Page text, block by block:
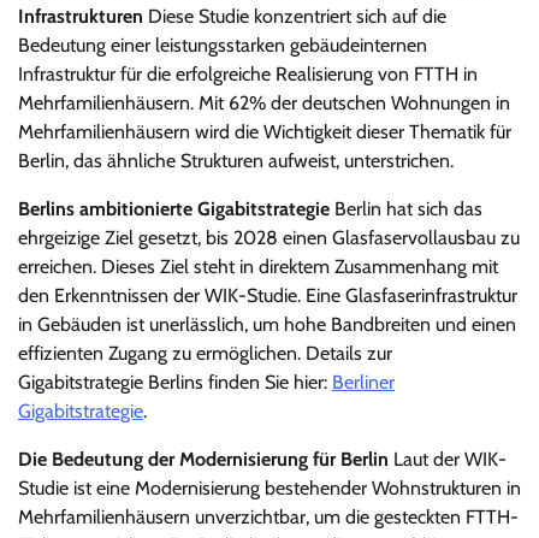
Infrastrukturen Diese Studie konzentriert sich auf die
Bedeutung einer leistungsstarken gebäudeinternen
Infrastruktur für die erfolgreiche Realisierung von FTTH in
Mehrfamilienhäusern. Mit 62% der deutschen Wohnungen in
Mehrfamilienhäusern wird die Wichtigkeit dieser Thematik für
Berlin, das ähnliche Strukturen aufweist, unterstrichen.
Berlins ambitionierte Gigabitstrategie Berlin hat sich das
ehrgeizige Ziel gesetzt, bis 2028 einen Glasfaservollausbau zu
erreichen. Dieses Ziel steht in direktem Zusammenhang mit
den Erkenntnissen der WIK-Studie. Eine Glasfaserinfrastruktur
in Gebäuden ist unerlässlich, um hohe Bandbreiten und einen
effizienten Zugang zu ermöglichen. Details zur
Gigabitstrategie Berlins finden Sie hier: Berliner
Gigabitstrategie.
Die Bedeutung der Modernisierung für Berlin Laut der WIK-
Studie ist eine Modernisierung bestehender Wohnstrukturen in
Mehrfamilienhäusern unverzichtbar, um die gesteckten FTTH-